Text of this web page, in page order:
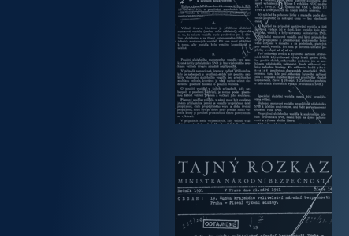
zobrazit PDF dokument